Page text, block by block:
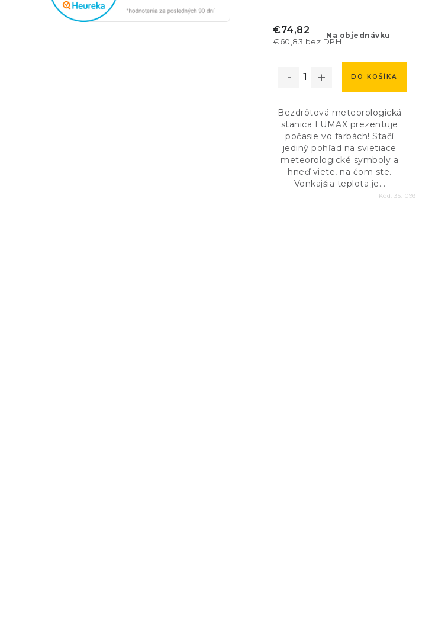
Na objednávku
€60,83 bez DPH
€74,82
DO KOŠÍKA
Bezdrôtová meteorologická
stanica LUMAX prezentuje
počasie vo farbách! Stačí
jediný pohľad na svietiace
meteorologické symboly a
hneď viete, na čom ste.
Vonkajšia teplota je...
Kód:35.1093